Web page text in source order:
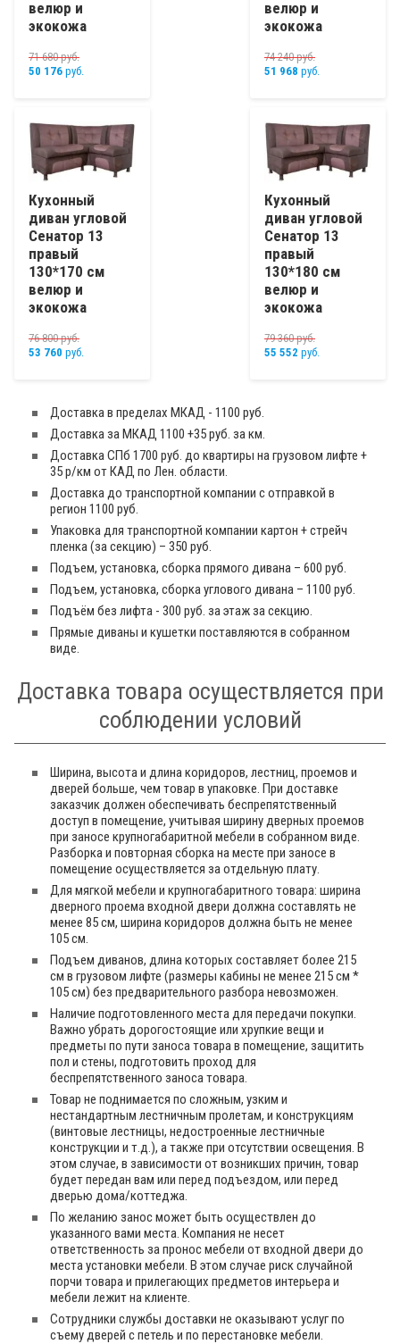
велюр и
экокожа
71 680руб.
50 176 руб.
велюр и
экокожа
74 240руб.
51 968 руб.
Кухонный
диван угловой
Сенатор 13
правый
130*170 см
велюр и
экокожа
76 800руб.
53 760 руб.
Кухонный
диван угловой
Сенатор 13
правый
130*180 см
велюр и
экокожа
79 360руб.
55 552 руб.
Доставка в пределах МКАД - 1100 руб.
Доставка за МКАД 1100 +35 руб. за км.
Доставка СПб 1700 руб. до квартиры на грузовом лифте +
35 р/км от КАД по Лен. области.
Доставка до транспортной компании с отправкой в
регион 1100 руб.
Упаковка для транспортной компании картон + стрейч
пленка (за секцию) – 350 руб.
Подъем, установка, сборка прямого дивана – 600 руб.
Подъем, установка, сборка углового дивана – 1100 руб.
Подъём без лифта - 300 руб. за этаж за секцию.
Прямые диваны и кушетки поставляются в собранном
виде.
Доставка товара осуществляется при
соблюдении условий
Ширина, высота и длина коридоров, лестниц, проемов и
дверей больше, чем товар в упаковке. При доставке
заказчик должен обеспечивать беспрепятственный
доступ в помещение, учитывая ширину дверных проемов
при заносе крупногабаритной мебели в собранном виде.
Разборка и повторная сборка на месте при заносе в
помещение осуществляется за отдельную плату.
Для мягкой мебели и крупногабаритного товара: ширина
дверного проема входной двери должна составлять не
менее 85 см, ширина коридоров должна быть не менее
105 см.
Подъем диванов, длина которых составляет более 215
см в грузовом лифте (размеры кабины не менее 215 см *
105 см) без предварительного разбора невозможен.
Наличие подготовленного места для передачи покупки.
Важно убрать дорогостоящие или хрупкие вещи и
предметы по пути заноса товара в помещение, защитить
пол и стены, подготовить проход для
беспрепятственного заноса товара.
Товар не поднимается по сложным, узким и
нестандартным лестничным пролетам, и конструкциям
(винтовые лестницы, недостроенные лестничные
конструкции и т.д.), а также при отсутствии освещения. В
этом случае, в зависимости от возникших причин, товар
будет передан вам или перед подъездом, или перед
дверью дома/коттеджа.
По желанию занос может быть осуществлен до
указанного вами места. Компания не несет
ответственность за пронос мебели от входной двери до
места установки мебели. В этом случае риск случайной
порчи товара и прилегающих предметов интерьера и
мебели лежит на клиенте.
Сотрудники службы доставки не оказывают услуг по
съему дверей с петель и по перестановке мебели.